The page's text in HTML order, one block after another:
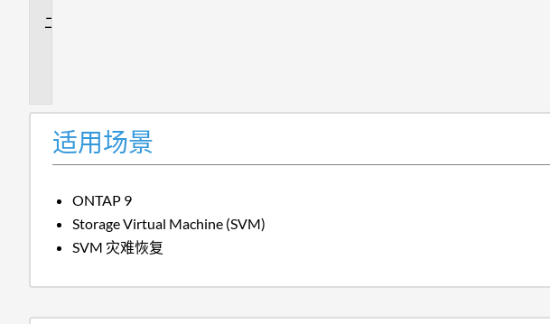
适用场景
ONTAP 9
Storage Virtual Machine (SVM)
SVM 灾难恢复